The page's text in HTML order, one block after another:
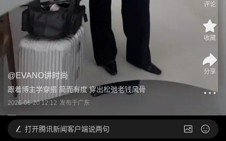
@EVANO讲时尚
跟着博主学穿搭 简而有度 穿出松弛老钱风骨
2026-06-20 12:12 发布于广东
评论
收藏
分享
打开腾讯新闻客户端说两句